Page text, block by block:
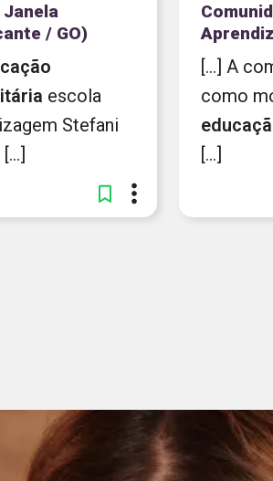
/ GO)
escola
Stefani
[...] A
como
[...]